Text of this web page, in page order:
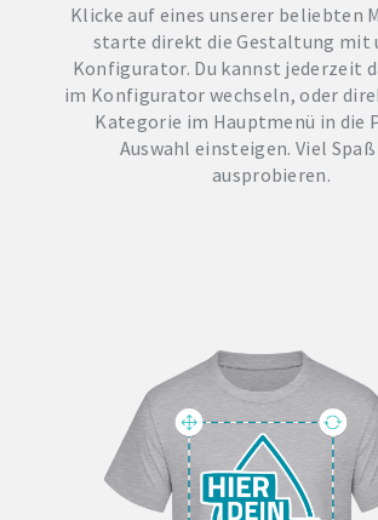
Klicke auf eines unserer beliebten
starte direkt die Gestaltung mit
Konfigurator. Du kannst jederzeit
im Konfigurator wechseln, oder
Kategorie im Hauptmenü in die
Auswahl einsteigen. Viel
ausprobieren.